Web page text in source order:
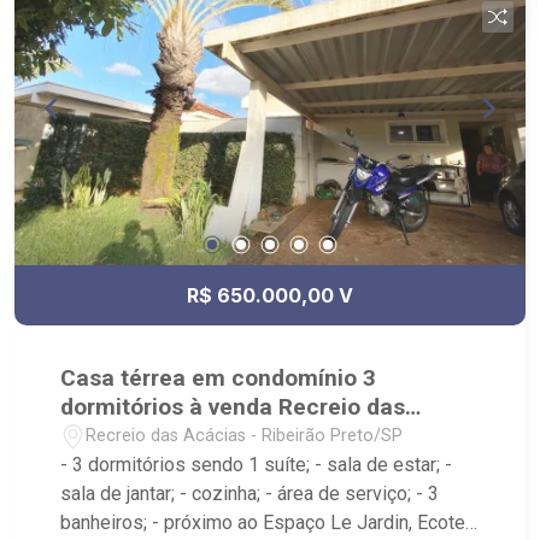
R$ 650.000,00 V
Casa térrea em condomínio 3
dormitórios à venda Recreio das
Acácias
Recreio das Acácias - Ribeirão Preto/SP
- 3 dormitórios sendo 1 suíte; - sala de estar; -
sala de jantar; - cozinha; - área de serviço; - 3
banheiros; - próximo ao Espaço Le Jardin, Ecotel,